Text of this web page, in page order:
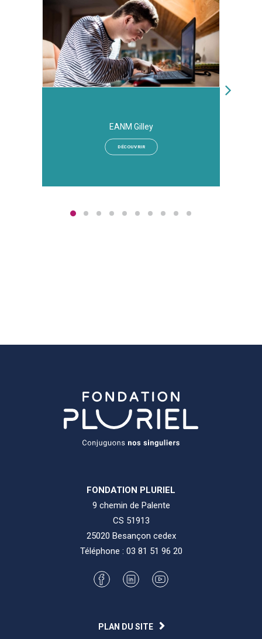
EANM Gilley
DÉCOUVRIR
FONDATION PLURIEL
9 chemin de Palente
CS 51913
25020 Besançon cedex
Téléphone : 03 81 51 96 20